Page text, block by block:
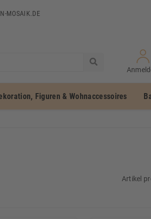
MOSAIK.DE
Figuren & Wohnaccessoires
Artikel